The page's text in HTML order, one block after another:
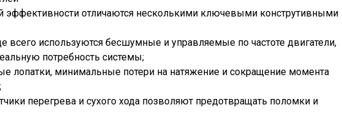
отличаются несколькими ключевыми конструтивными
всего используются бесшумные и управляемые по частоте двигатели,
потребность системы;
лопатки, минимальные потери на натяжение и сокращение момента
перегрева и сухого хода позволяют предотвращать поломки и